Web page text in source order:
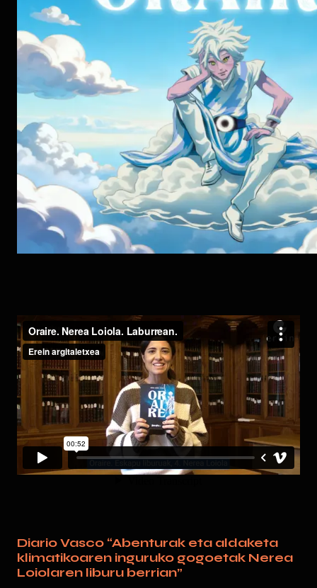
Diario Vasco “Abenturak eta aldaketa
klimatikoaren inguruko gogoetak Nerea
Loiolaren liburu berrian”